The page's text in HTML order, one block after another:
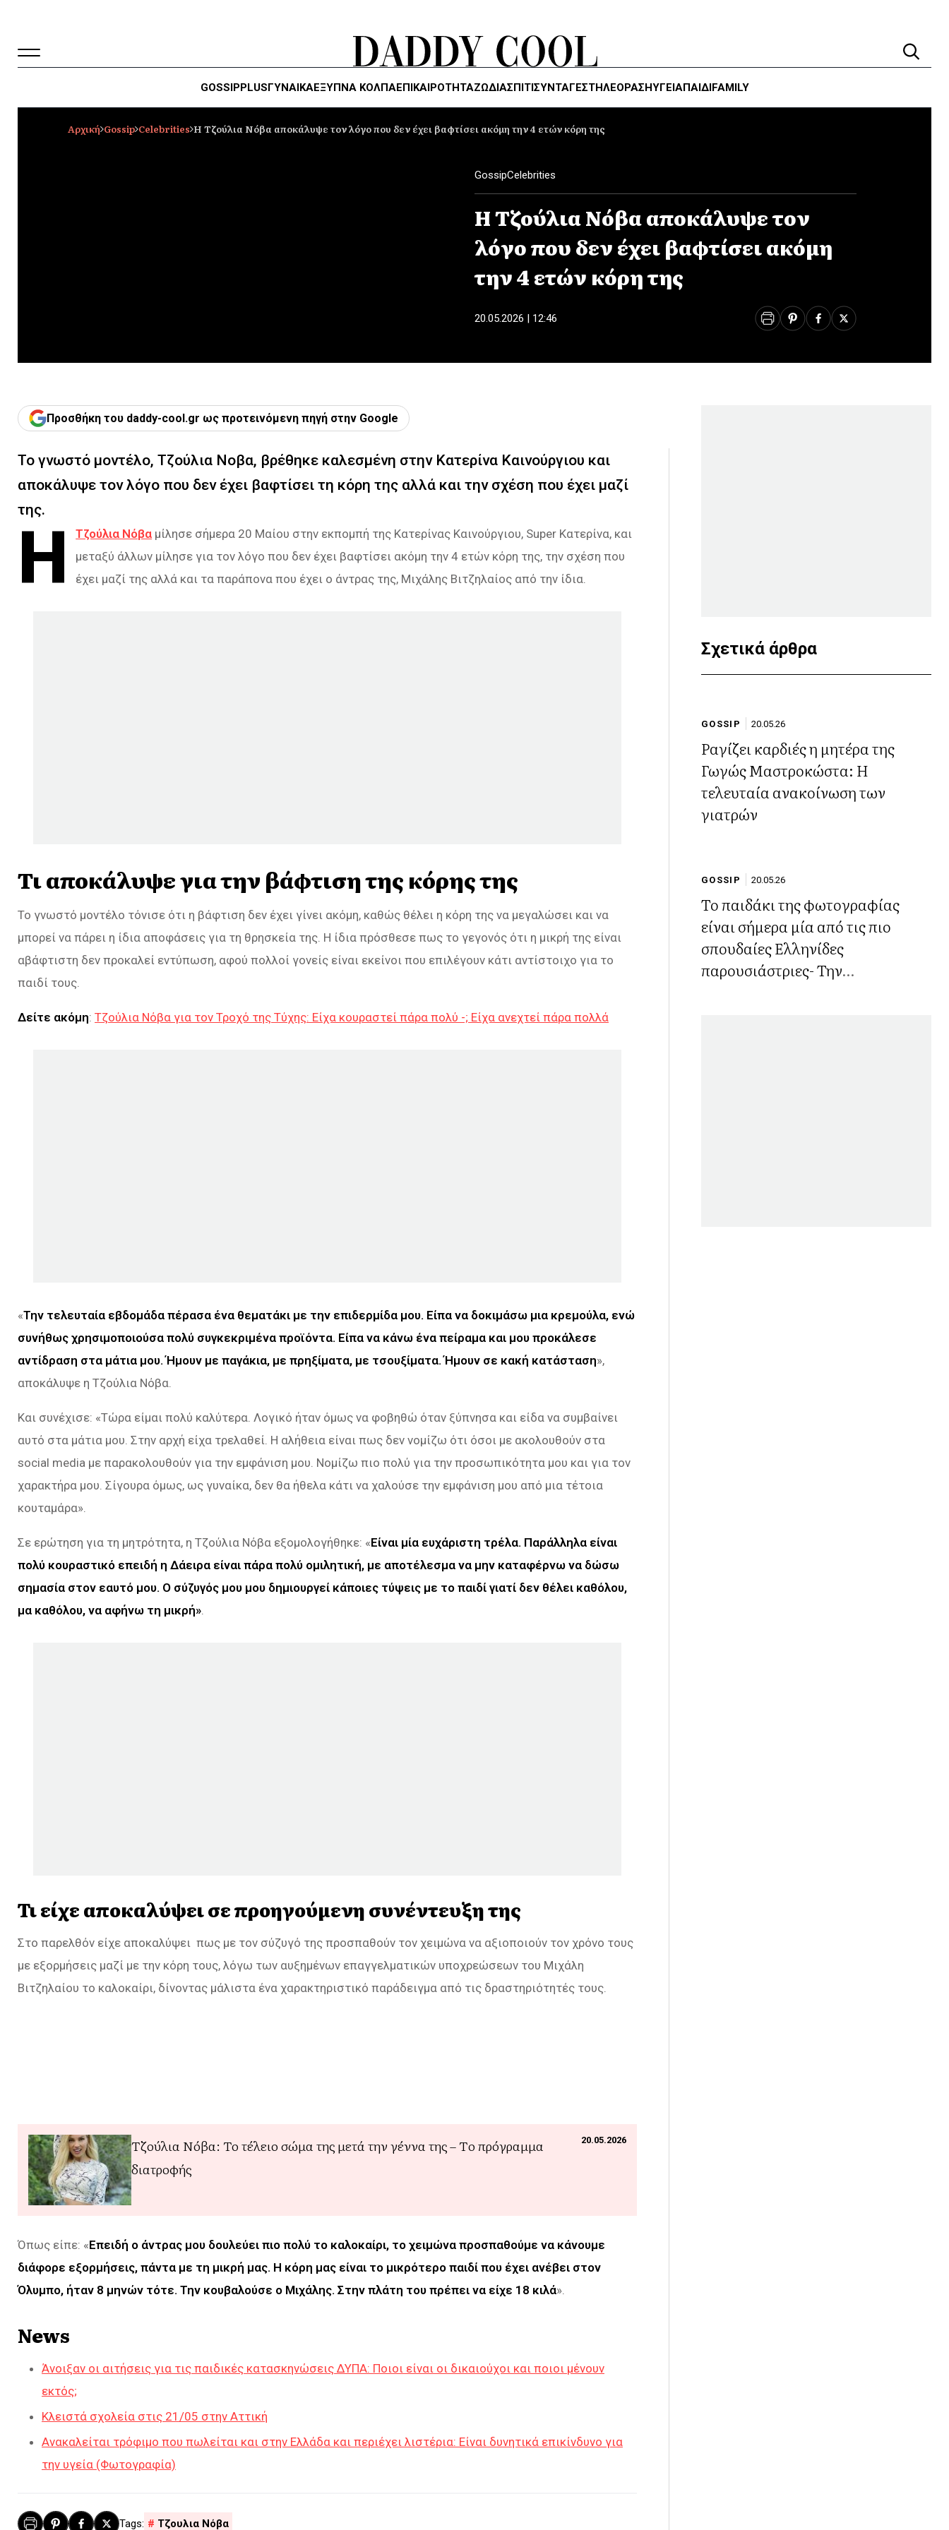
GOSSIPPLUSΓΥΝΑΙΚΑΈΞΥΠΝΑ ΚΌΛΠΑΕΠΙΚΑΙΡΟΤΗΤΑΖΏΔΙΑΣΠΙΤΙΣΥΝΤΑΓΕΣΤΗΛΕΌΡΑΣΗΥΓΕΊΑΠΑΙΔΙFAMILY
Αρχική Gossip Celebrities Η Τζούλια Νόβα αποκάλυψε τον λόγο που δεν έχει βαφτίσει ακόμη την 4 ετών κόρη της
GossipCelebrities
Η Τζούλια Νόβα αποκάλυψε τον
λόγο που δεν έχει βαφτίσει ακόμη
την 4 ετών κόρη της
20.05.2026 | 12:46
Προσθήκη του daddy-cool.gr ως προτεινόμενη πηγή στην Google
Το γνωστό μοντέλο, Τζούλια Νοβα, βρέθηκε καλεσμένη στην Κατερίνα Καινούργιου και
αποκάλυψε τον λόγο που δεν έχει βαφτίσει τη κόρη της αλλά και την σχέση που έχει μαζί
της.
Η Τζούλια Νόβα μίλησε σήμερα 20 Μαίου στην εκπομπή της Κατερίνας Καινούργιου, Super Κατερίνα, και
μεταξύ άλλων μίλησε για τον λόγο που δεν έχει βαφτίσει ακόμη την 4 ετών κόρη της, την σχέση που
έχει μαζί της αλλά και τα παράπονα που έχει ο άντρας της, Μιχάλης Βιτζηλαίος από την ίδια.
Τι αποκάλυψε για την βάφτιση της κόρης της
Το γνωστό μοντέλο τόνισε ότι η βάφτιση δεν έχει γίνει ακόμη, καθώς θέλει η κόρη της να μεγαλώσει και να
μπορεί να πάρει η ίδια αποφάσεις για τη θρησκεία της. Η ίδια πρόσθεσε πως το γεγονός ότι η μικρή της είναι
αβάφτιστη δεν προκαλεί εντύπωση, αφού πολλοί γονείς είναι εκείνοι που επιλέγουν κάτι αντίστοιχο για το
παιδί τους.
Δείτε ακόμη: Τζούλια Νόβα για τον Τροχό της Τύχης: Είχα κουραστεί πάρα πολύ -; Είχα ανεχτεί πάρα πολλά
«Την τελευταία εβδομάδα πέρασα ένα θεματάκι με την επιδερμίδα μου. Είπα να δοκιμάσω μια κρεμούλα, ενώ
συνήθως χρησιμοποιούσα πολύ συγκεκριμένα προϊόντα. Είπα να κάνω ένα πείραμα και μου προκάλεσε
αντίδραση στα μάτια μου. Ήμουν με παγάκια, με πρηξίματα, με τσουξίματα. Ήμουν σε κακή κατάσταση»,
αποκάλυψε η Τζούλια Νόβα.
Και συνέχισε: «Τώρα είμαι πολύ καλύτερα. Λογικό ήταν όμως να φοβηθώ όταν ξύπνησα και είδα να συμβαίνει
αυτό στα μάτια μου. Στην αρχή είχα τρελαθεί. Η αλήθεια είναι πως δεν νομίζω ότι όσοι με ακολουθούν στα
social media με παρακολουθούν για την εμφάνιση μου. Νομίζω πιο πολύ για την προσωπικότητα μου και για τον
χαρακτήρα μου. Σίγουρα όμως, ως γυναίκα, δεν θα ήθελα κάτι να χαλούσε την εμφάνιση μου από μια τέτοια
κουταμάρα»
Σε ερώτηση για τη μητρότητα, η Τζούλια Νόβα εξομολογήθηκε: «Είναι μία ευχάριστη τρέλα. Παράλληλα είναι
πολύ κουραστικό επειδή η Δάειρα είναι πάρα πολύ ομιλητική, με αποτέλεσμα να μην καταφέρνω να δώσω
σημασία στον εαυτό μου. Ο σύζυγός μου μου δημιουργεί κάποιες τύψεις με το παιδί γιατί δεν θέλει καθόλου,
μα καθόλου, να αφήνω τη μικρή»
Τι είχε αποκαλύψει σε προηγούμενη συνέντευξη της
Στο παρελθόν είχε αποκαλύψει πως με τον σύζυγό της προσπαθούν τον χειμώνα να αξιοποιούν τον χρόνο τους
με εξορμήσεις μαζί με την κόρη τους, λόγω των αυξημένων επαγγελματικών υποχρεώσεων του Μιχάλη
Βιτζηλαίου το καλοκαίρι, δίνοντας μάλιστα ένα χαρακτηριστικό παράδειγμα από τις δραστηριότητές τους.
20.05.2026
Τζούλια Νόβα: Το τέλειο σώμα της μετά την γέννα της – Τo πρόγραμμα
διατροφής
Όπως είπε: «Επειδή ο άντρας μου δουλεύει πιο πολύ το καλοκαίρι, το χειμώνα προσπαθούμε να κάνουμε
διάφορε εξορμήσεις, πάντα με τη μικρή μας. Η κόρη μας είναι το μικρότερο παιδί που έχει ανέβει στον
Όλυμπο, ήταν 8 μηνών τότε. Την κουβαλούσε ο Μιχάλης. Στην πλάτη του πρέπει να είχε 18 κιλά».
News
Άνοιξαν οι αιτήσεις για τις παιδικές κατασκηνώσεις ΔΥΠΑ: Ποιοι είναι οι δικαιούχοι και ποιοι μένουν
εκτός;
Κλειστά σχολεία στις 21/05 στην Αττική
Ανακαλείται τρόφιμο που πωλείται και στην Ελλάδα και περιέχει λιστέρια: Είναι δυνητικά επικίνδυνο για
την υγεία (Φωτογραφία)
Τζουλια Νόβα
Σχετικά άρθρα
GOSSIP 20.05.26
Ραγίζει καρδιές η μητέρα της
Γωγώς Μαστροκώστα: Η
τελευταία ανακοίνωση των
γιατρών
GOSSIP 20.05.26
Το παιδάκι της φωτογραφίας
είναι σήμερα μία από τις πιο
σπουδαίες Ελληνίδες
παρουσιάστριες- Την